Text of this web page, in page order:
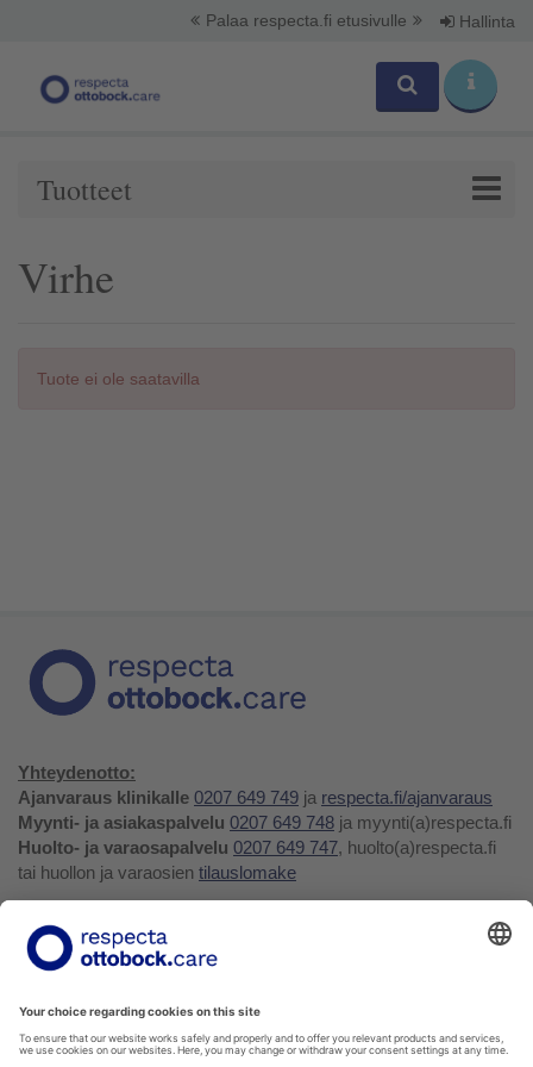
Palaa respecta.fi etusivulle Hallinta
Tuotteet
Virhe
Tuote ei ole saatavilla
Yhteydenotto:
Ajanvaraus klinikalle 0207 649 749 ja respecta.fi/ajanvaraus
Myynti- ja asiakaspalvelu 0207 649 748 ja myynti(a)respecta.fi
Huolto- ja varaosapalvelu 0207 649 747, huolto(a)respecta.fi
tai huollon ja varaosien tilauslomake
Facebook
Youtube
Tietosuojakäytäntö
Privacy Policy
Soittohinnat oman operaattorin matkapuhelin- tai
paikallispuhelumaksun mukaisesti.